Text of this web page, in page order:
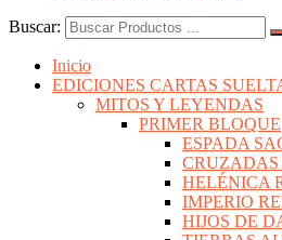
Buscar:
Inicio
EDICIONES CARTAS
MITOS Y LEYENDAS
PRIMER BLOQUE
ESPADA
HELÉNICA
IMPERIO
HIJOS DE